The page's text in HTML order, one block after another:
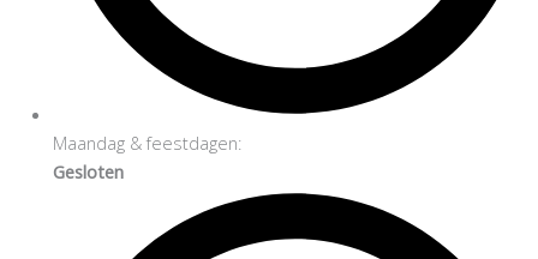
Maandag & feestdagen:
Gesloten